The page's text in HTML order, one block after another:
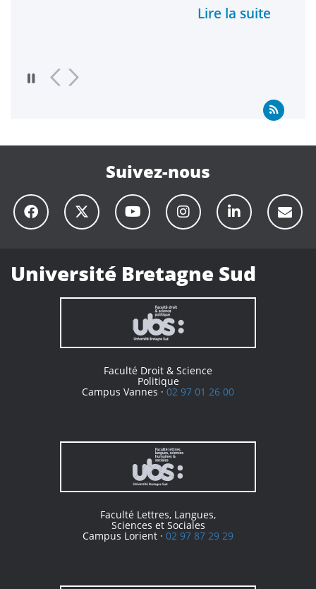
Suivez-nous
Université Bretagne Sud
Faculté Droit & Science
Politique
Campus Vannes · 02 97 01 26 00
Faculté Lettres, Langues,
Sciences et Sociales
Campus Lorient · 02 97 87 29 29